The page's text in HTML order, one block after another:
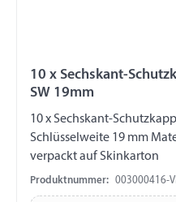
10 x Sechskant-
SW 19mm
10 x Sechskant-Schutzkappe für Schraube
Schlüsselweite 19 mm
verpackt auf Skinkarton
Produktnummer: 003000416-